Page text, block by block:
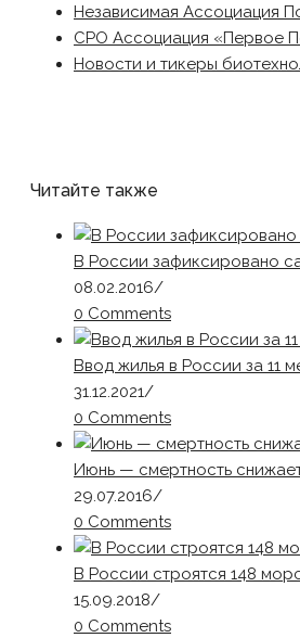
Независимая Ассоциация
СРО Ассоциация «Первое
Новости и тикеры
Читайте также
В России зафиксировано
08.02.2016/
0 Comments
Ввод жилья в России за 11
31.12.2021/
0 Comments
Июнь — смертность
29.07.2016/
0 Comments
В России строятся 148
15.09.2018/
0 Comments